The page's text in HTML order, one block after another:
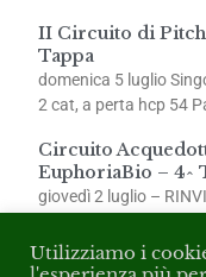
II Circuito di
Tappa
domenica 5 luglio
2 cat, a perta hcp 54
Circuito
EuphoriaBio – 4^
giovedì 2 luglio –
Utilizziamo i